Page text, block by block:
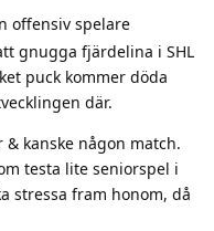
offensiv spelare
gnugga fjärdelina i SHL
puck kommer döda
där.
kanske någon match.
testa lite seniorspel i
stressa fram honom, då